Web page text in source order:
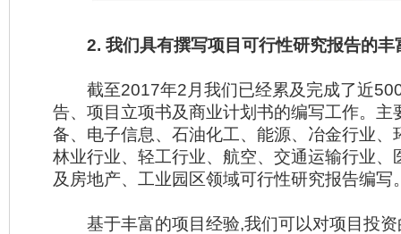
2. 我们具有撰写项目可行性研究报告的丰
截至2017年2月我们已经累及完成了近
告、项目立项书及商业计划书的编写工作。主
备、电子信息、石油化工、能源、冶金行业、
林业行业、轻工行业、航空、交通运输行业、
及房地产、工业园区领域可行性研究报告编写
基于丰富的项目经验,我们可以对项目投资